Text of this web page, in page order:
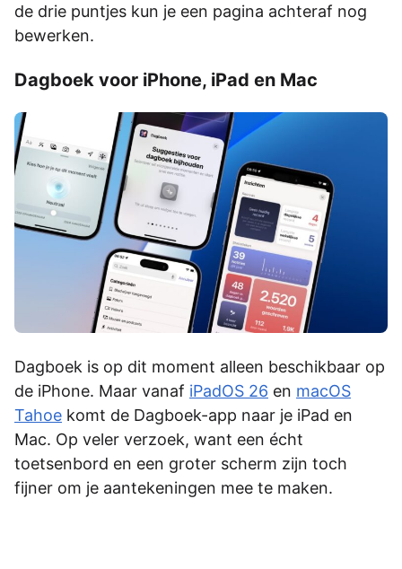
de drie puntjes kun je een pagina achteraf nog
bewerken.
Dagboek voor iPhone, iPad en Mac
Dagboek is op dit moment alleen beschikbaar op
de iPhone. Maar vanaf iPadOS 26 en macOS
Tahoe komt de Dagboek-app naar je iPad en
Mac. Op veler verzoek, want een écht
toetsenbord en een groter scherm zijn toch
fijner om je aantekeningen mee te maken.